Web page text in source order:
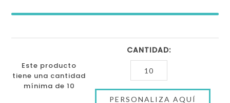
Este producto
tiene una cantidad
mínima de 10
CANTIDAD: